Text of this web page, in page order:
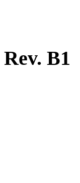
Rev. B1